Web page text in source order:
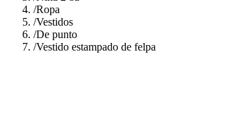
/Ropa
/Vestidos
/De punto
/Vestido estampado de felpa